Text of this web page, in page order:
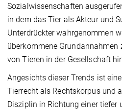
Sozialwissenschaften
in dem das Tier als Akteur und
Unterdrückter wahrgenommen
überkommene
von Tieren in der Gesellschaft
Angesichts dieser Trends ist
Tierrecht als Rechtskorpus und
Disziplin in Richtung einer tiefer